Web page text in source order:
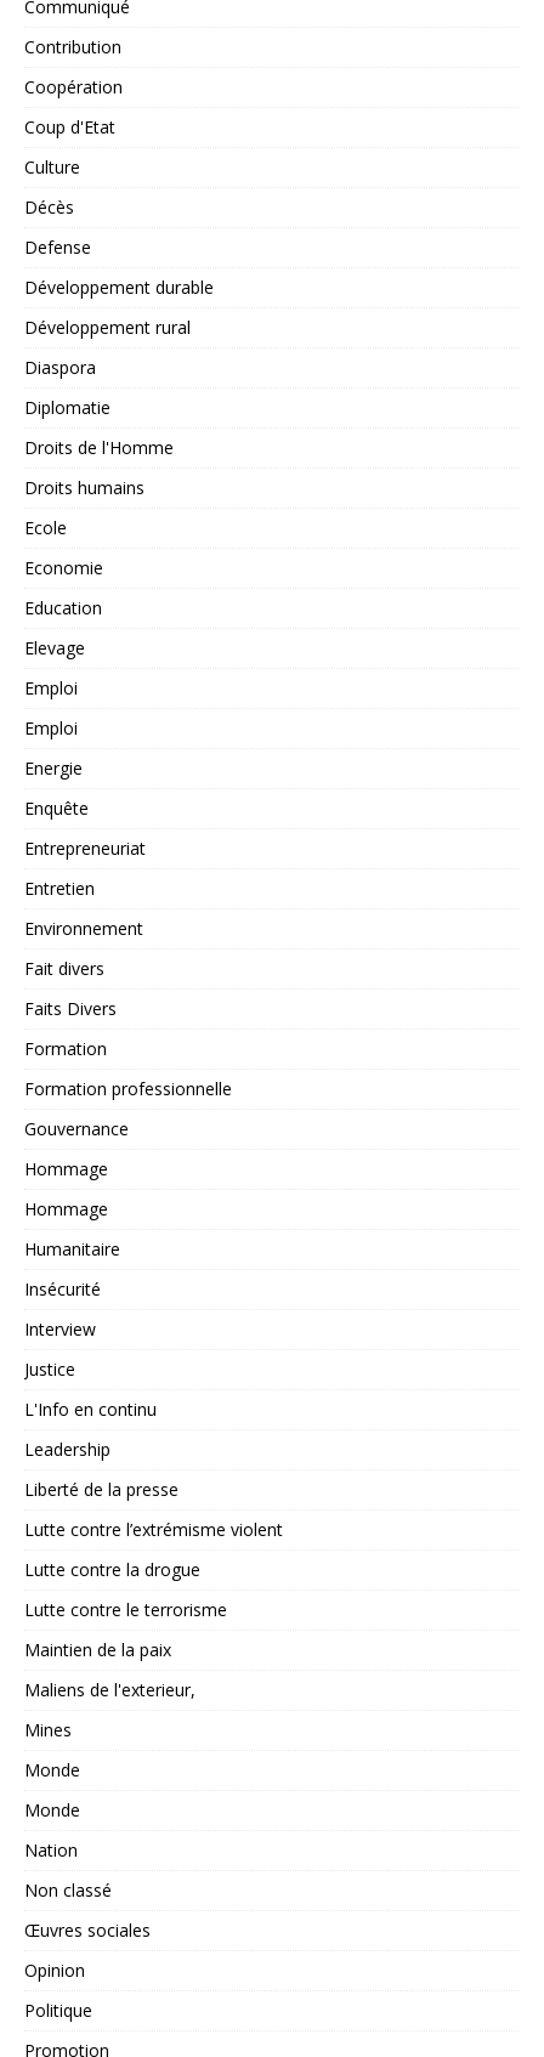
Communiqué
Contribution
Coopération
Coup d'Etat
Culture
Décès
Defense
Développement durable
Développement rural
Diaspora
Diplomatie
Droits de l'Homme
Droits humains
Ecole
Economie
Education
Elevage
Emploi
Emploi
Energie
Enquête
Entrepreneuriat
Entretien
Environnement
Fait divers
Faits Divers
Formation
Formation professionnelle
Gouvernance
Hommage
Hommage
Humanitaire
Insécurité
Interview
Justice
L'Info en continu
Leadership
Liberté de la presse
Lutte contre l’extrémisme violent
Lutte contre la drogue
Lutte contre le terrorisme
Maintien de la paix
Maliens de l'exterieur,
Mines
Monde
Monde
Nation
Non classé
Œuvres sociales
Opinion
Politique
Promotion